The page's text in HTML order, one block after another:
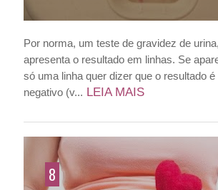
Por norma, um teste de gravidez de urina,
apresenta o resultado em linhas. Se
só uma linha quer dizer que o resultado é
negativo (v... LEIA MAIS
8